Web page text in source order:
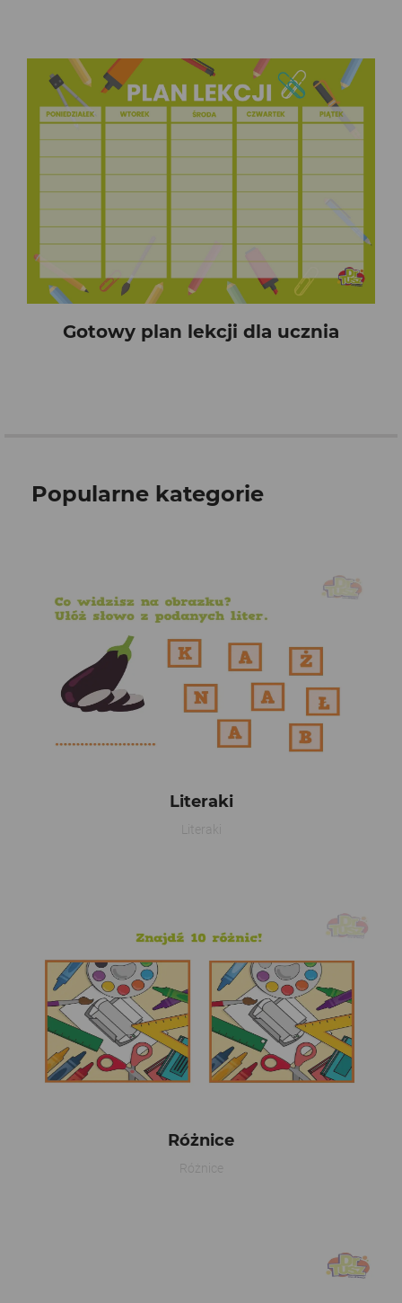
Gotowy plan lekcji dla ucznia
Popularne kategorie
Literaki
Literaki
Różnice
Różnice